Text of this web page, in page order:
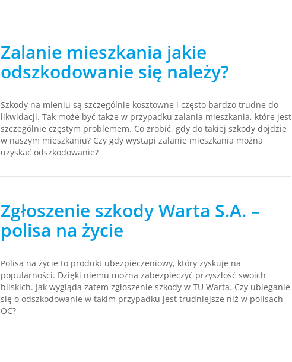
Zalanie mieszkania jakie
odszkodowanie się należy?
Szkody na mieniu są szczególnie kosztowne i często bardzo trudne do
likwidacji. Tak może być także w przypadku zalania mieszkania, które jest
szczególnie częstym problemem. Co zrobić, gdy do takiej szkody dojdzie
w naszym mieszkaniu? Czy gdy wystąpi zalanie mieszkania można
uzyskać odszkodowanie?
Zgłoszenie szkody Warta S.A. –
polisa na życie
Polisa na życie to produkt ubezpieczeniowy, który zyskuje na
popularności. Dzięki niemu można zabezpieczyć przyszłość swoich
bliskich. Jak wygląda zatem zgłoszenie szkody w TU Warta. Czy ubieganie
się o odszkodowanie w takim przypadku jest trudniejsze niż w polisach
OC?